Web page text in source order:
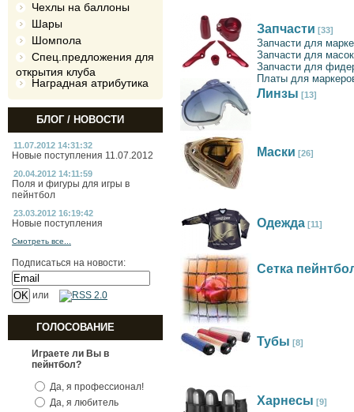
Чехлы на баллоны
Шары
Шомпола
Спец.предложения для
открытия клуба
Наградная атрибутика
БЛОГ / НОВОСТИ
11.07.2012 14:31:32
Новые поступления 11.07.2012
20.04.2012 14:11:59
Поля и фигуры для игры в
пейнтбол
23.03.2012 16:19:42
Новые поступления
Смотреть все...
Подписаться на новости:
или
ГОЛОСОВАНИЕ
Играете ли Вы в
пейнтбол?
Да, я профессионал!
Да, я любитель
Запчасти [33]
Запчасти для
Запчасти для масок
Запчасти для
Платы для
Линзы [13]
Маски [26]
Одежда [11]
Сетка
Тубы [8]
Харнесы [9]